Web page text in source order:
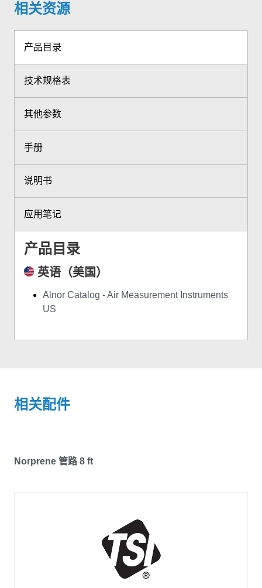
相关资源
产品目录
技术规格表
其他参数
手册
说明书
应用笔记
产品目录
英语（美国）
Alnor Catalog - Air Measurement Instruments
US
相关配件
Norprene 管路 8 ft